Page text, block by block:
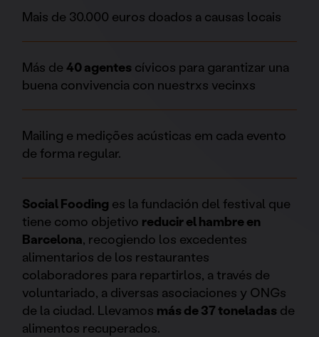
Mais de 30.000 euros doados a causas locais
Más de 40 agentes cívicos para garantizar una
buena convivencia con nuestrxs vecinxs
Mailing e medições acústicas em cada evento
de forma regular.
Social Fooding es la fundación del festival que
tiene como objetivo reducir el hambre en
Barcelona, recogiendo los excedentes
alimentarios de los restaurantes
colaboradores para repartirlos, a través de
voluntariado, a diversas asociaciones y ONGs
de la ciudad. Llevamos más de 37 toneladas de
alimentos recuperados.